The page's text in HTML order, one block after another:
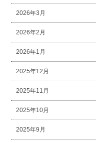
2026年3月
2026年2月
2026年1月
2025年12月
2025年11月
2025年10月
2025年9月